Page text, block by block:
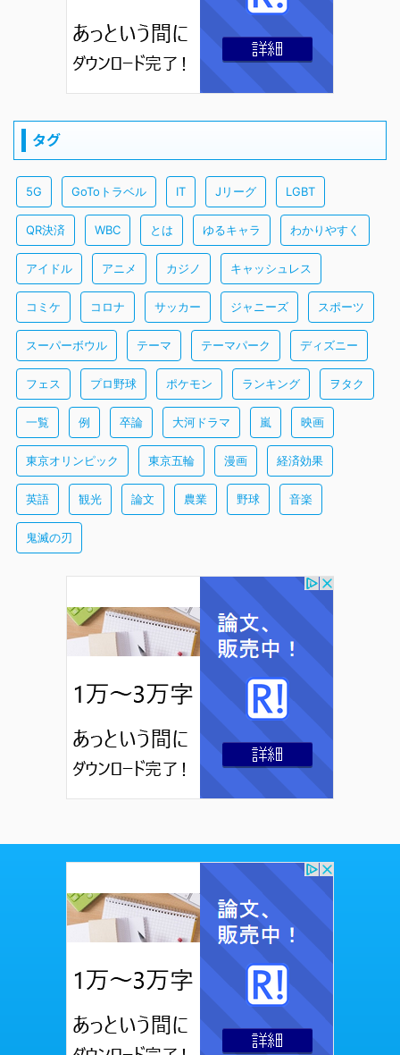
タグ
5G GoToトラベル IT Jリーグ LGBT
QR決済 WBC とは ゆるキャラ わかりやすく
アイドル アニメ カジノ キャッシュレス
コミケ コロナ サッカー ジャニーズ スポーツ
スーパーボウル テーマ テーマパーク ディズニー
フェス プロ野球 ポケモン ランキング ヲタク
一覧 例 卒論 大河ドラマ 嵐 映画
東京オリンピック 東京五輪 漫画 経済効果
英語 観光 論文 農業 野球 音楽
鬼滅の刃